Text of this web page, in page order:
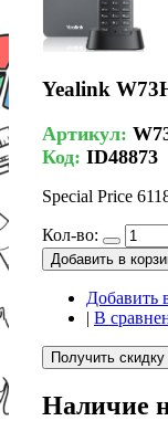
Yealink
Артикул:
Код: ID48873
Special Price
Кол-во:
Добавить в
Добавить
| В
Получить скидку
Наличие